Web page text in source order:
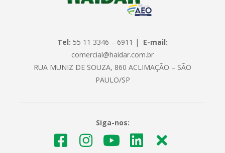
Tel: 55 11 3346 – 6911 | E-mail:
comercial@haidar.com.br
RUA MUNIZ DE SOUZA, 860 ACLIMAÇÃO – SÃO
PAULO/SP
Siga-nos: